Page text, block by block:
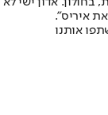
איריס".
אותנו